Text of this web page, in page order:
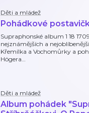
Děti a mládež
Pohádkové
Supraphonské album 1 18
nejznámějších a
Křemílka a Vochomůrky a
Högera…
Děti a mládež
Album pohádek